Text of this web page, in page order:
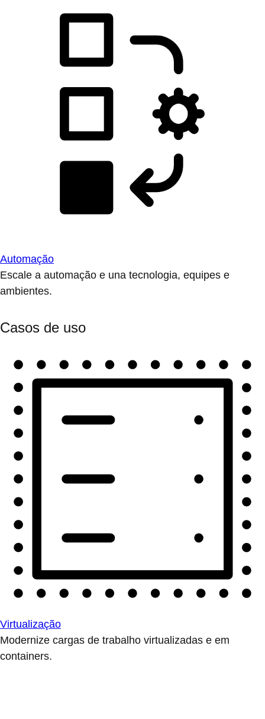
Automação
Escale a automação e una tecnologia, equipes e
ambientes.
Casos de uso
Virtualização
Modernize cargas de trabalho virtualizadas e em
containers.